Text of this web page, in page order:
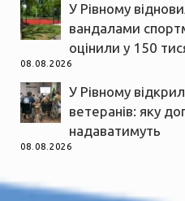
У Рівному
вандалами
оцінили у 150
08.08.2026
У Рівному
ветеранів: яку
надаватимуть
08.08.2026